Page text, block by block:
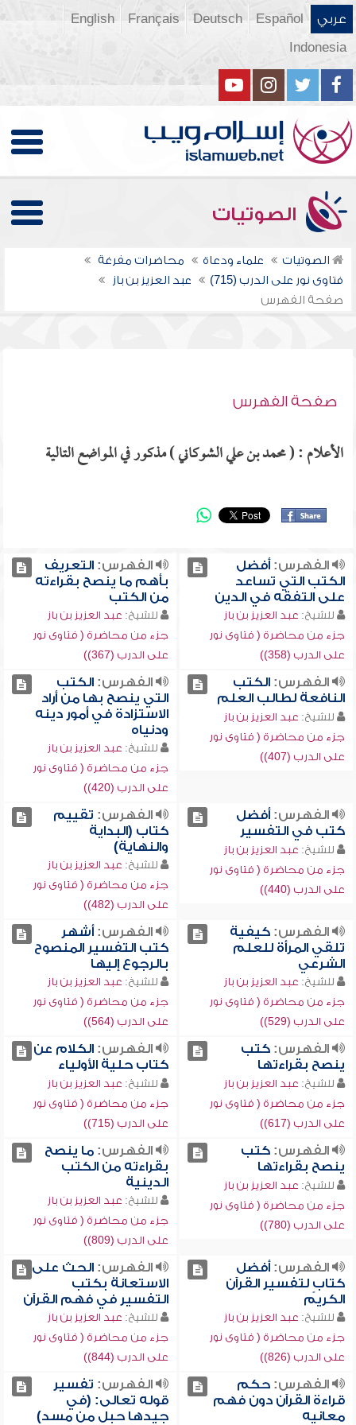
عربي Español
Deutsch
Français
English
Indonesia
الصوتيات
الصوتيات علماء ودعاة
محاضرات مفرغة
فتاوى نور على الدرب (715)
عبد العزيز بن باز
صفحة الفهرس
صفحة الفهرس
الأعلام : ( محمد بن علي الشوكاني ) مذكور في المواضع التالية
الفهرس:أفضل
الكتب التي تساعد
على التفقه في الدين
للشيخ: عبد العزيز بن باز
جزء من محاضرة ( فتاوى نور
على الدرب (358))
الفهرس:التعريف
بأهم ما ينصح بقراءته
من الكتب
للشيخ: عبد العزيز بن باز
جزء من محاضرة ( فتاوى نور
على الدرب (367))
الفهرس:الكتب
النافعة لطالب العلم
للشيخ: عبد العزيز بن باز
جزء من محاضرة ( فتاوى نور
على الدرب (407))
الفهرس:الكتب
التي ينصح بها من أراد
الاستزادة في أمور دينه
ودنياه
للشيخ: عبد العزيز بن باز
جزء من محاضرة ( فتاوى نور
على الدرب (420))
الفهرس:أفضل
كتب في التفسير
للشيخ: عبد العزيز بن باز
جزء من محاضرة ( فتاوى نور
على الدرب (440))
الفهرس: تقييم
كتاب (البداية
والنهاية)
للشيخ: عبد العزيز بن باز
جزء من محاضرة ( فتاوى نور
على الدرب (482))
الفهرس:كيفية
تلقي المرأة للعلم
الشرعي
للشيخ: عبد العزيز بن باز
جزء من محاضرة ( فتاوى نور
على الدرب (529))
الفهرس:أشهر
كتب التفسير المنصوح
بالرجوع إليها
للشيخ: عبد العزيز بن باز
جزء من محاضرة ( فتاوى نور
على الدرب (564))
الفهرس:كتب
ينصح بقراءتها
للشيخ: عبد العزيز بن باز
جزء من محاضرة ( فتاوى نور
على الدرب (617))
الفهرس:الكلام عن
كتاب حلية الأولياء
للشيخ: عبد العزيز بن باز
جزء من محاضرة ( فتاوى نور
على الدرب (715))
الفهرس:كتب
ينصح بقراءتها
للشيخ: عبد العزيز بن باز
جزء من محاضرة ( فتاوى نور
على الدرب (780))
الفهرس:ما ينصح
بقراءته من الكتب
الدينية
للشيخ: عبد العزيز بن باز
جزء من محاضرة ( فتاوى نور
على الدرب (809))
الفهرس:أفضل
كتابٍ لتفسير القرآن
الكريم
للشيخ: عبد العزيز بن باز
جزء من محاضرة ( فتاوى نور
على الدرب (826))
الفهرس:الحث على
الاستعانة بكتب
التفسير في فهم القرآن
للشيخ: عبد العزيز بن باز
جزء من محاضرة ( فتاوى نور
على الدرب (844))
الفهرس:حكم
قراءة القرآن دون فهم
معانيه
الفهرس: تفسير
قوله تعالى: (في
جيدها حبل من مسد)